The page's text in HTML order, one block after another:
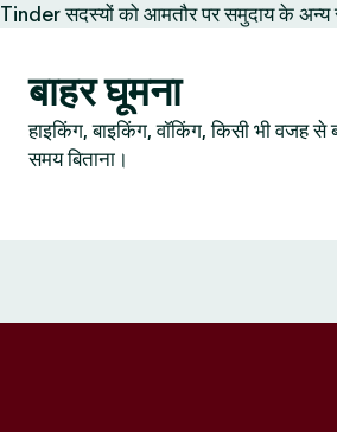
Tinder सदस्यों को आमतौर पर समुदाय के अन्य
बाहर घूमना
हाइकिंग, बाइकिंग, वॉकिंग, किसी भी वजह से
समय बिताना।